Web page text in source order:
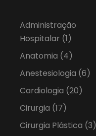
Administração
Hospitalar (1)
Anatomia (4)
Anestesiologia (6)
Cardiologia (20)
Cirurgia (17)
Cirurgia Plástica (3)